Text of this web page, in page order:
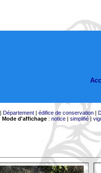
| Département | édifice de conservation |
Mode d'affichage : notice | simplifié |